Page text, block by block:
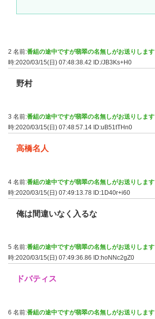
2 名前:番組の途中ですが翡翠の名無しがお送りします
時:2020/03/15(日) 07:48:38.42 ID:/JB3Ks+H0
野村
3 名前:番組の途中ですが翡翠の名無しがお送りします
時:2020/03/15(日) 07:48:57.14 ID:uB51tTHn0
高橋名人
4 名前:番組の途中ですが翡翠の名無しがお送りします
時:2020/03/15(日) 07:49:13.78 ID:1D40r+i60
俺は間違いなく入るな
5 名前:番組の途中ですが翡翠の名無しがお送りします
時:2020/03/15(日) 07:49:36.86
ID:hoNNc2gZ0
ドバティス
6 名前:番組の途中ですが翡翠の名無しがお送りします